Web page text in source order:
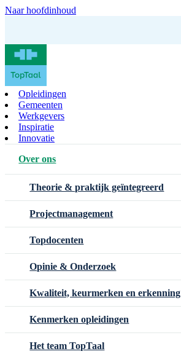
Naar hoofdinhoud
Opleidingen
Gemeenten
Werkgevers
Inspiratie
Innovatie
Over ons
Theorie & praktijk geïntegreerd
Projectmanagement
Topdocenten
Opinie & Onderzoek
Kwaliteit, keurmerken en erkenning
Kenmerken opleidingen
Het team TopTaal